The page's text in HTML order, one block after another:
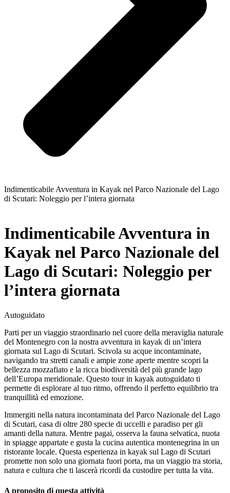
Indimenticabile Avventura in Kayak nel Parco Nazionale del Lago
di Scutari: Noleggio per l’intera giornata
Indimenticabile Avventura in
Kayak nel Parco Nazionale del
Lago di Scutari: Noleggio per
l’intera giornata
Autoguidato
Parti per un viaggio straordinario nel cuore della meraviglia naturale
del Montenegro con la nostra avventura in kayak di un’intera
giornata sul Lago di Scutari. Scivola su acque incontaminate,
navigando tra stretti canali e ampie zone aperte mentre scopri la
bellezza mozzafiato e la ricca biodiversità del più grande lago
dell’Europa meridionale. Questo tour in kayak autoguidato ti
permette di esplorare al tuo ritmo, offrendo il perfetto equilibrio tra
tranquillità ed emozione.
Immergiti nella natura incontaminata del Parco Nazionale del Lago
di Scutari, casa di oltre 280 specie di uccelli e paradiso per gli
amanti della natura. Mentre pagai, osserva la fauna selvatica, nuota
in spiagge appartate e gusta la cucina autentica montenegrina in un
ristorante locale. Questa esperienza in kayak sul Lago di Scutari
promette non solo una giornata fuori porta, ma un viaggio tra storia,
natura e cultura che ti lascerà ricordi da custodire per tutta la vita.
A proposito di questa attività